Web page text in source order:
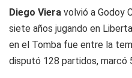
Diego Viera volvió a Godoy
siete años jugando en
en el Tomba fue entre la
disputó 128 partidos, marcó